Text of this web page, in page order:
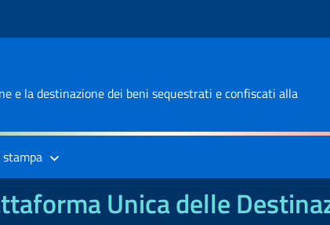
e la destinazione dei beni sequestrati e confiscati alla
stampa
Unica delle